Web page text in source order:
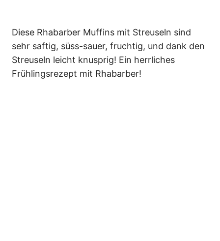
Diese Rhabarber Muffins mit Streuseln sind
sehr saftig, süss-sauer, fruchtig, und dank den
Streuseln leicht knusprig! Ein herrliches
Frühlingsrezept mit Rhabarber!